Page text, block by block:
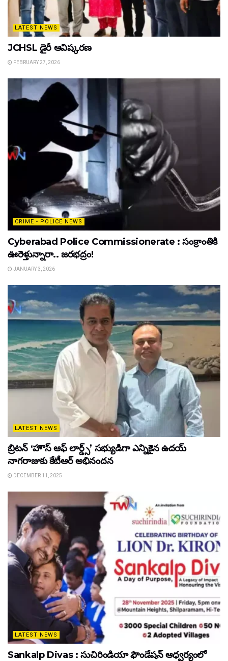
LATEST NEWS
JCHSL డైరీ ఆవిష్కరణ
FEBRUARY 27, 2026
CRIME - POLICE NEWS
Cyberabad Police Commissionerate : సంక్రాంతికి
ఊరెళ్తున్నారా.. జరభద్రం!
JANUARY 3, 2026
LATEST NEWS
బ్రిటన్ ‘హౌస్ ఆఫ్ లార్డ్స్’ సభ్యుడిగా ఎన్నికైన ఉదయ్
నాగరాజుకు కేటీఆర్ అభినందన
DECEMBER 11, 2025
LATEST NEWS
Sankalp Divas : సుచిరిండియా ఫౌండేషన్ ఆధ్వర్యంలో